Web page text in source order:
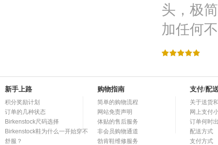
头，极
加任何
/////
.....
新手上路
积分奖励计划
订单的几种状态
Birkenstock尺码选择
Birkenstock鞋为什么一开始穿不
舒服？
购物指南
简单的购物流程
网站免责声明
体贴的售后服务
非会员购物通道
勃肯鞋维修服务
支付/配
关于送货
网上支付
订单何时
配送方式
支付方式